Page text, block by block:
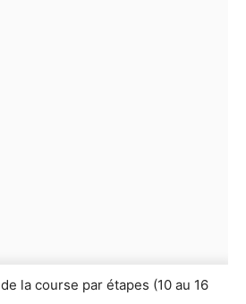
de la course par étapes (10 au 16